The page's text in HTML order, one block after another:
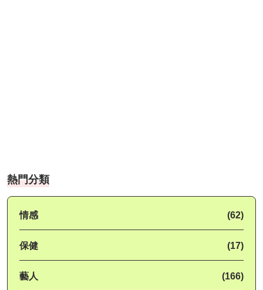
熱門分類
情感 (62)
保健 (17)
藝人 (166)